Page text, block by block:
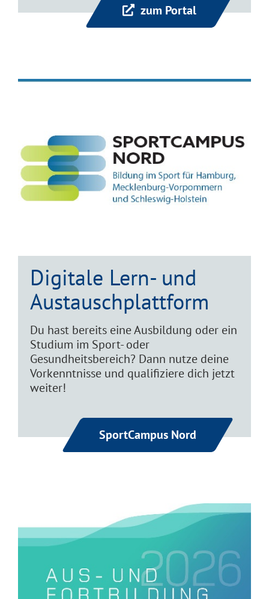
zum Portal
Digitale Lern- und
Austauschplattform
Du hast bereits eine Ausbildung oder ein
Studium im Sport- oder
Gesundheitsbereich? Dann nutze deine
Vorkenntnisse und qualifiziere dich jetzt
weiter!
SportCampus Nord